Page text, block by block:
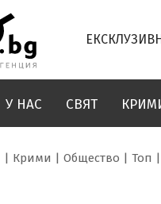
У НАС СВЯТ
Крими Общество Топ